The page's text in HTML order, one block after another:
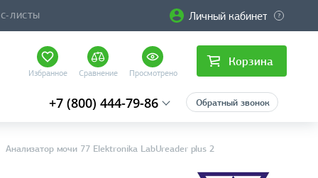
ЛИСТЫ Личный кабинет
Избранное Сравнение Просмотрено
Корзина
+7 (800) 444-79-86 Обратный звонок
Анализатор мочи 77 Elektronika LabUreader plus 2